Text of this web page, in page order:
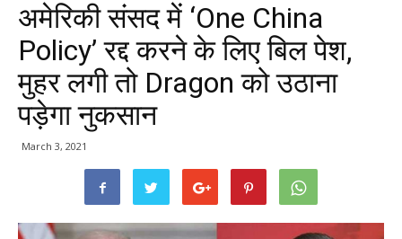
अमेरिकी संसद में ‘One China
Policy’ रद्द करने के लिए बिल पेश,
मुहर लगी तो Dragon को उठाना
पड़ेगा नुकसान
March 3, 2021